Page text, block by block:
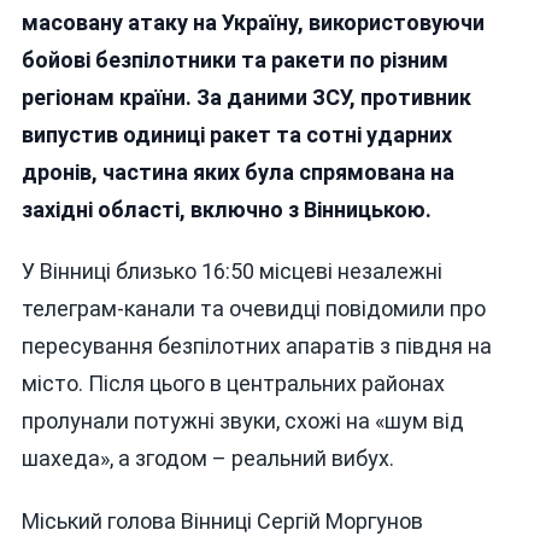
масовану атаку на Україну, використовуючи
бойові безпілотники та ракети по різним
регіонам країни. За даними ЗСУ, противник
випустив одиниці ракет та сотні ударних
дронів, частина яких була спрямована на
західні області, включно з Вінницькою.
У Вінниці близько 16:50 місцеві незалежні
телеграм‑канали та очевидці повідомили про
пересування безпілотних апаратів з півдня на
місто. Після цього в центральних районах
пролунали потужні звуки, схожі на «шум від
шахеда», а згодом – реальний вибух.
Міський голова Вінниці Сергій Моргунов